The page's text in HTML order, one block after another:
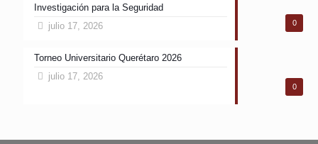
0
Investigación para la Seguridad
julio 17, 2026
0
Torneo Universitario Querétaro 2026
julio 17, 2026